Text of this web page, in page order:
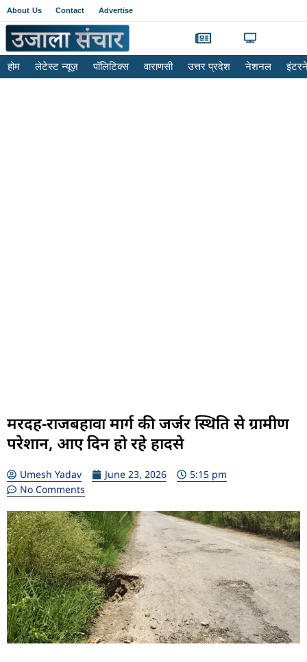
About Us Contact Advertise
होम लेटेस्ट न्यूज़ पॉलिटिक्स वाराणसी उत्तर प्रदेश नेशनल
मरदह-राजबहावा मार्ग की जर्जर स्थिति से ग्रामीण
परेशान, आए दिन हो रहे हादसे
Umesh Yadav June 23, 2026
5:15 pm
No Comments